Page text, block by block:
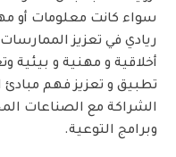
سواء كانت معلومات أو
ريادي في تعزيز
أخلاقية و مهنية و بيئية
تطبيق و تعزيز فهم
الشراكة مع الصناعات
وبرامج التوعية.